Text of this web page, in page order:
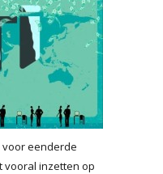
voor eenderde
vooral inzetten op